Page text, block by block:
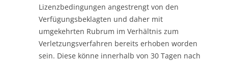
Lizenzbedingungen angestrengt von den
Verfügungsbeklagten und daher mit
umgekehrten Rubrum im Verhältnis zum
Verletzungsverfahren bereits erhoben worden
sein. Diese könne innerhalb von 30 Tagen nach